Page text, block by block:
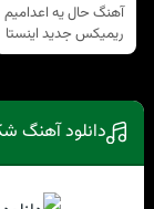
آهنگ حال یه اعدامیم
ریمیکس جدید اینستا
دانلود آهنگ